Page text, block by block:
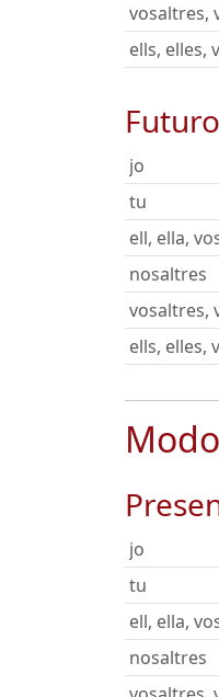
vosaltres,
ells, elles,
Futuro
jo
tu
ell, ella,
nosaltres
vosaltres,
ells, elles,
jo
tu
ell, ella,
nosaltres